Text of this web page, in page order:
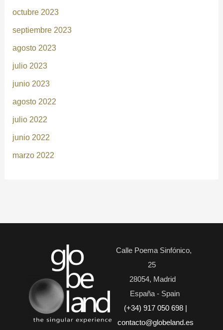
octubre 2023
septiembre 2023
agosto 2023
julio 2023
junio 2023
agosto 2022
julio 2022
junio 2022
marzo 2022
Calle Poema Sinfónico,
25
28054, Madrid
España - Spain
(+34) 917 050 698
contacto@globeland.es